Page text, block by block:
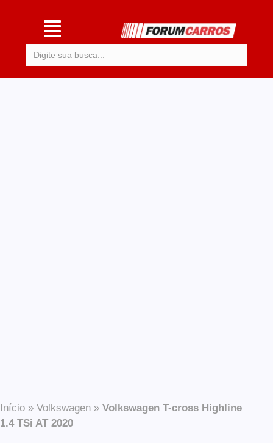
Início » Volkswagen » Volkswagen T-cross Highline
1.4 TSi AT 2020